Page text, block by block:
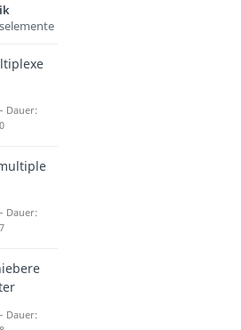
Dauer:
Dauer:
Dauer: